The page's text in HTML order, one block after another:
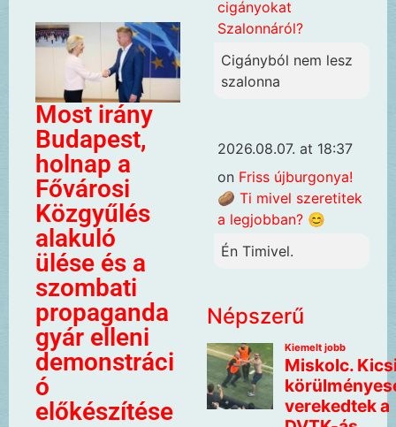
Most irány
Budapest,
holnap a
Fővárosi
Közgyűlés
alakuló
ülése és a
szombati
propaganda
gyár elleni
demonstráci
ó
előkészítése
cigányokat
Szalonnáról?
Cigányból nem lesz
szalonna
2026.08.07. at 18:37
on Friss újburgonya!
🥔 Ti mivel szeretitek
a legjobban? 😊
Én Timivel.
Népszerű